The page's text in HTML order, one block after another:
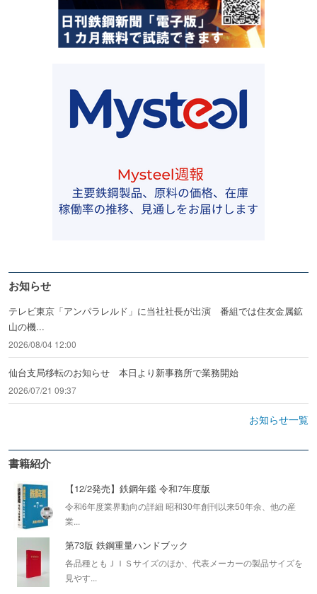
お知らせ
テレビ東京「アンパラレルド」に当社社長が出演 番組では住友金属鉱
山の機...
2026/08/04 12:00
仙台支局移転のお知らせ 本日より新事務所で業務開始
2026/07/21 09:37
お知らせ一覧
書籍紹介
【12/2発売】鉄鋼年鑑 令和7年度版
令和6年度業界動向の詳細 昭和30年創刊以来50年余、他の産
業...
第73版 鉄鋼重量ハンドブック
各品種ともＪＩＳサイズのほか、代表メーカーの製品サイズを
見やす...